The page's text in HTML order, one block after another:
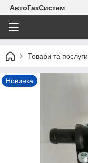
АвтоГазСистем
Товари та послуги
Новинка